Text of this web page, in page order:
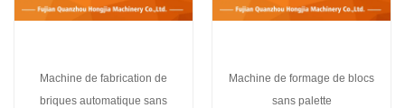
Machine de fabrication de
briques automatique sans
Machine de formage de blocs
sans palette